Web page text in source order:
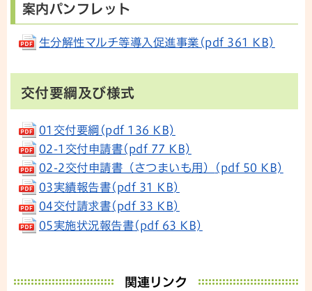
案内パンフレット
生分解性マルチ等導入促進事業(pdf 361 KB)
交付要綱及び様式
01交付要綱(pdf 136 KB)
02-1交付申請書(pdf 77 KB)
02-2交付申請書（さつまいも用）
(pdf 50 KB)
03実績報告書(pdf 31 KB)
04交付請求書(pdf 33 KB)
05実施状況報告書(pdf 63 KB)
関連リンク